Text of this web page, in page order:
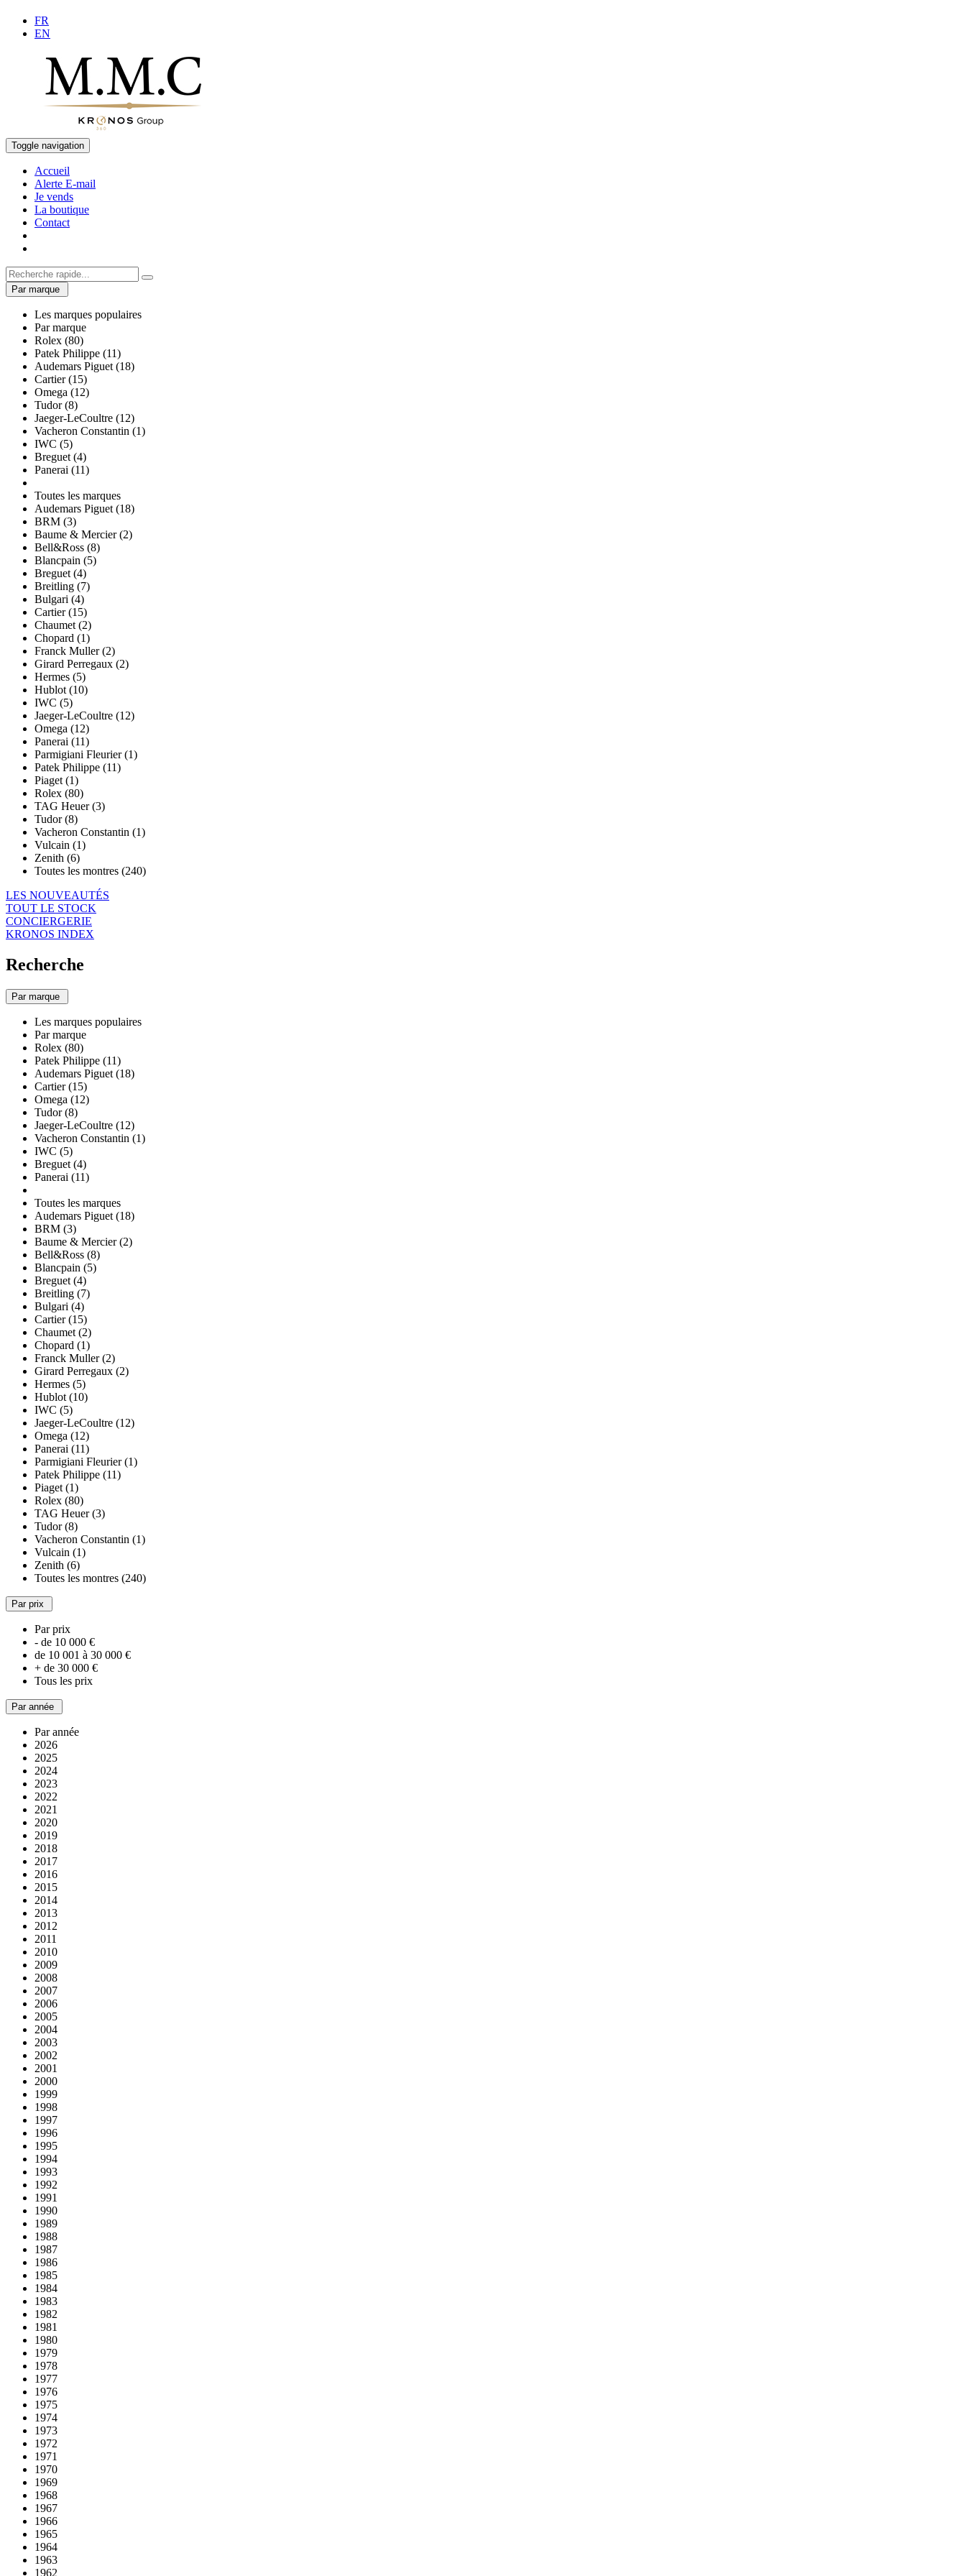
FR
EN
Toggle navigation
Accueil
Alerte E-mail
Je vends
La boutique
Contact
Par marque
Les marques populaires
Par marque
Rolex (80)
Patek Philippe (11)
Audemars Piguet (18)
Cartier (15)
Omega (12)
Tudor (8)
Jaeger-LeCoultre (12)
Vacheron Constantin (1)
IWC (5)
Breguet (4)
Panerai (11)
Toutes les marques
Audemars Piguet (18)
BRM (3)
Baume & Mercier (2)
Bell&Ross (8)
Blancpain (5)
Breguet (4)
Breitling (7)
Bulgari (4)
Cartier (15)
Chaumet (2)
Chopard (1)
Franck Muller (2)
Girard Perregaux (2)
Hermes (5)
Hublot (10)
IWC (5)
Jaeger-LeCoultre (12)
Omega (12)
Panerai (11)
Parmigiani Fleurier (1)
Patek Philippe (11)
Piaget (1)
Rolex (80)
TAG Heuer (3)
Tudor (8)
Vacheron Constantin (1)
Vulcain (1)
Zenith (6)
Toutes les montres (240)
LES NOUVEAUTÉS
TOUT LE STOCK
CONCIERGERIE
KRONOS INDEX
Recherche
Par marque
Les marques populaires
Par marque
Rolex (80)
Patek Philippe (11)
Audemars Piguet (18)
Cartier (15)
Omega (12)
Tudor (8)
Jaeger-LeCoultre (12)
Vacheron Constantin (1)
IWC (5)
Breguet (4)
Panerai (11)
Toutes les marques
Audemars Piguet (18)
BRM (3)
Baume & Mercier (2)
Bell&Ross (8)
Blancpain (5)
Breguet (4)
Breitling (7)
Bulgari (4)
Cartier (15)
Chaumet (2)
Chopard (1)
Franck Muller (2)
Girard Perregaux (2)
Hermes (5)
Hublot (10)
IWC (5)
Jaeger-LeCoultre (12)
Omega (12)
Panerai (11)
Parmigiani Fleurier (1)
Patek Philippe (11)
Piaget (1)
Rolex (80)
TAG Heuer (3)
Tudor (8)
Vacheron Constantin (1)
Vulcain (1)
Zenith (6)
Toutes les montres (240)
Par prix
Par prix
- de 10 000 €
de 10 001 à 30 000 €
+ de 30 000 €
Tous les prix
Par année
Par année
2026
2025
2024
2023
2022
2021
2020
2019
2018
2017
2016
2015
2014
2013
2012
2011
2010
2009
2008
2007
2006
2005
2004
2003
2002
2001
2000
1999
1998
1997
1996
1995
1994
1993
1992
1991
1990
1989
1988
1987
1986
1985
1984
1983
1982
1981
1980
1979
1978
1977
1976
1975
1974
1973
1972
1971
1970
1969
1968
1967
1966
1965
1964
1963
1962